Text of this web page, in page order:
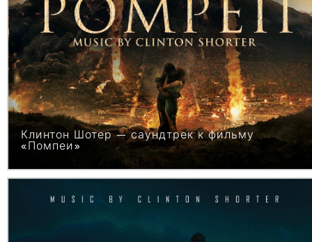
Клинтон Шотер — саундтрек к фильму
«Помпеи»